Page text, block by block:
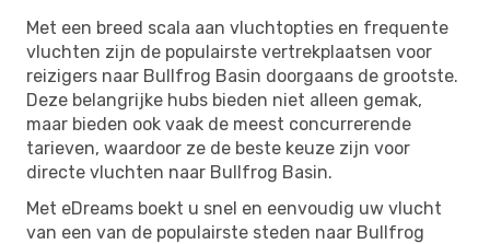
Met een breed scala aan vluchtopties en frequente
vluchten zijn de populairste vertrekplaatsen voor
reizigers naar Bullfrog Basin doorgaans de grootste.
Deze belangrijke hubs bieden niet alleen gemak,
maar bieden ook vaak de meest concurrerende
tarieven, waardoor ze de beste keuze zijn voor
directe vluchten naar Bullfrog Basin.
Met eDreams boekt u snel en eenvoudig uw vlucht
van een van de populairste steden naar Bullfrog